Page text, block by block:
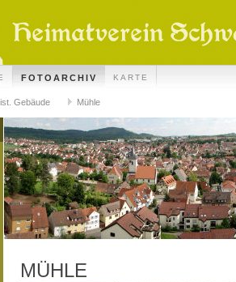
FOTOARCHIV KARTE
Gebäude Mühle
MÜHLE